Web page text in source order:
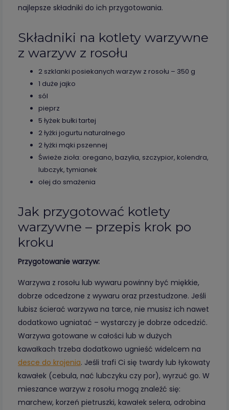
najlepsze składniki do ich przygotowania.
Składniki na kotlety warzywne
z warzyw z rosołu
2 szklanki posiekanych warzyw z rosołu – 350 g
1 duże jajko
sól
pieprz
5 łyżek bułki tartej
2 łyżki jogurtu naturalnego
2 łyżki mąki pszennej
Świeże zioła: oregano, bazylia, szczypior, kolendra,
lubczyk, tymianek
olej do smażenia
Jak przygotować kotlety
warzywne – przepis krok po
kroku
Przygotowanie warzyw:
Warzywa z rosołu lub wywaru powinny być miękkie,
dobrze odcedzone z wywaru oraz przestudzone. Jeśli
lubisz ścierać warzywa na tarce, nie musisz ich nawet
dodatkowo ugniatać – wystarczy je dobrze odcedzić.
Warzywa gotowane w całości lub w dużych
kawałkach trzeba dodatkowo ugnieść widelcem na
desce do krojenia. Jeśli trafi Ci się twardy lub łykowaty
kawałek (cebula, nać lubczyku czy por), wyrzuć go. W
mieszance warzyw z rosołu mogą znaleźć się:
marchew, korzeń pietruszki, kawałek selera, odrobina